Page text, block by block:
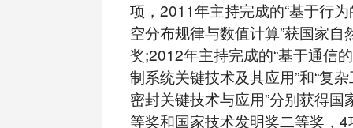
项，2011年主持完成的“基于行
空分布规律与数值计算”获国家自
奖;2012年主持完成的“基于通信
制系统关键技术及其应用”和“复
密封关键技术与应用”分别获得国
等奖和国家技术发明奖二等奖，